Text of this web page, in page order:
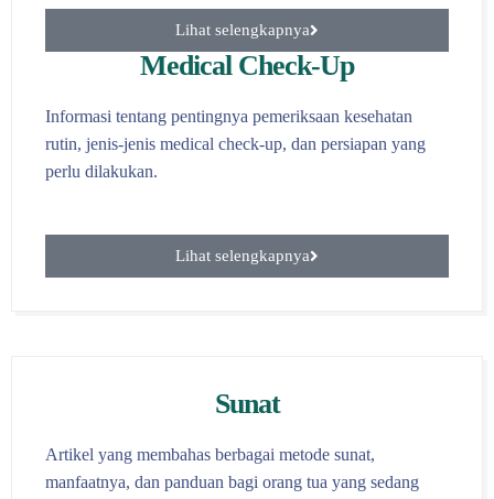
Lihat selengkapnya
Medical Check-Up
Informasi tentang pentingnya pemeriksaan kesehatan
rutin, jenis-jenis medical check-up, dan persiapan yang
perlu dilakukan.
Lihat selengkapnya
Sunat
Artikel yang membahas berbagai metode sunat,
manfaatnya, dan panduan bagi orang tua yang sedang